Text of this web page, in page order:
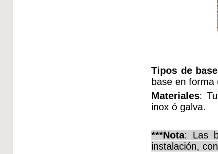
Tipos de
base en forma
Materiales:
inox ó galva.
***Nota: Las
instalación,